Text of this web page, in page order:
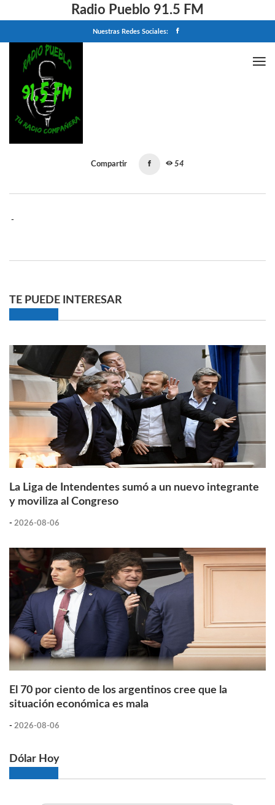
Radio Pueblo 91.5 FM
Nuestras Redes Sociales:
Home
Compartir 54
-
TE PUEDE INTERESAR
La Liga de Intendentes sumó a un nuevo integrante
y moviliza al Congreso
- 2026-08-06
El 70 por ciento de los argentinos cree que la
situación económica es mala
- 2026-08-06
Dólar Hoy